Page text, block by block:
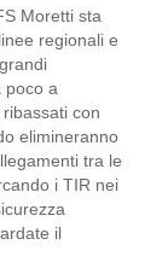
Moretti sta
regionali e
poco a
con
elimineranno
tra le
i TIR nei
il